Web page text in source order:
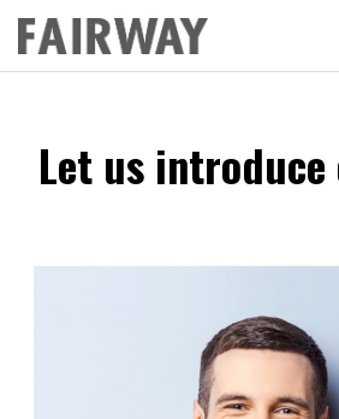
Let us introduce